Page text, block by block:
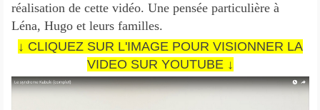
réalisation de cette vidéo. Une pensée particulière à
Léna, Hugo et leurs familles.
↓ CLIQUEZ SUR L'IMAGE POUR VISIONNER LA
VIDEO SUR YOUTUBE ↓